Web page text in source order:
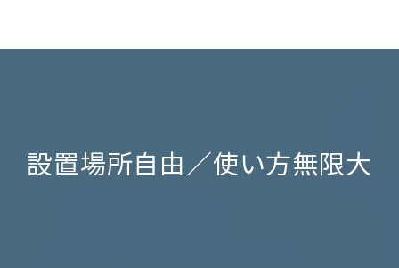
設置場所自由／使い方無限大